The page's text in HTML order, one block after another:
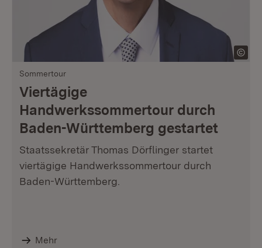
Sommertour
Viertägige
Handwerkssommertour durch
Baden-Württemberg gestartet
Staatssekretär Thomas Dörflinger startet
viertägige Handwerkssommertour durch
Baden-Württemberg.
Mehr